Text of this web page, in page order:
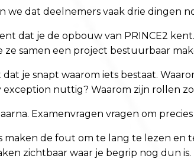
we dat deelnemers vaak drie dingen
dat je de opbouw van PRINCE2
ze samen een project bestuurbaar
je snapt waarom iets bestaat.
nuttig? Waarom zijn rollen
Examenvragen vragen om
maken de fout om te lang te lezen en
zichtbaar waar je begrip nog dun is.